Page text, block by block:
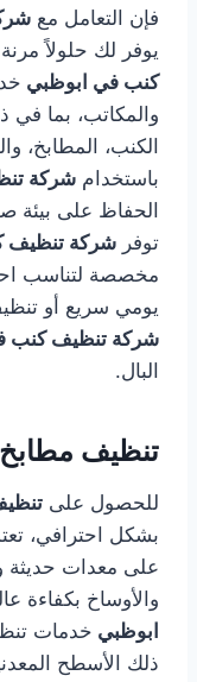
فإن التعامل مع
يوفر لك حلولاً
كنب في ابوظبي
والمكاتب، بما في
الكنب، المطابخ،
باستخدام شركة
الحفاظ على بيئة
توفر شركة تنظيف
مخصصة لتناسب
يومي سريع أو
شركة تنظيف كنب
البال.
تنظيف
للحصول على
بشكل احترافي،
على معدات حديثة
والأوساخ بكفاءة
ابوظبي خدمات
ذلك الأسطح